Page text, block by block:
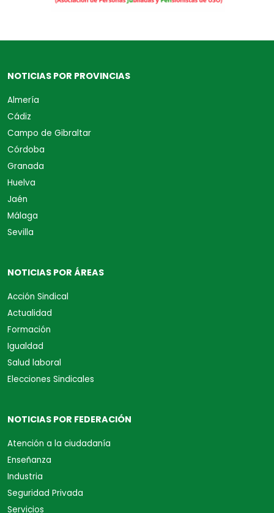
NOTICIAS POR PROVINCIAS
Almería
Cádiz
Campo de Gibraltar
Córdoba
Granada
Huelva
Jaén
Málaga
Sevilla
NOTICIAS POR ÁREAS
Acción Sindical
Actualidad
Formación
Igualdad
Salud laboral
Elecciones Sindicales
NOTICIAS POR FEDERACIÓN
Atención a la ciudadanía
Enseñanza
Industria
Seguridad Privada
Servicios